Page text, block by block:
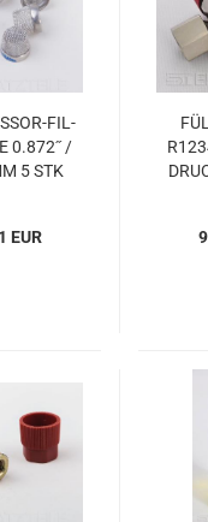
​​FIL­
0.872˝ /
5 STK
EUR